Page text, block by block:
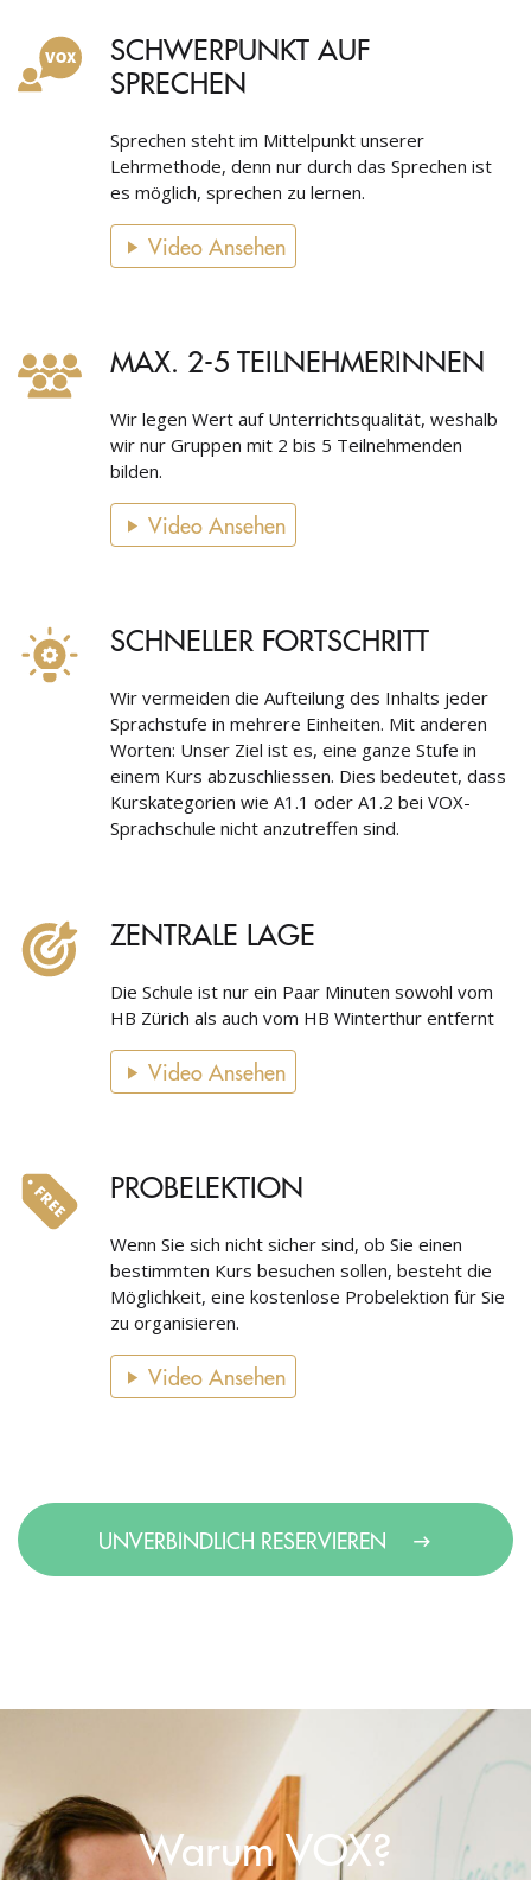
SCHWERPUNKT AUF
SPRECHEN
Sprechen steht im Mittelpunkt unserer
Lehrmethode, denn nur durch das Sprechen ist
es möglich, sprechen zu lernen.
Video Ansehen
MAX. 2-5 TEILNEHMERINNEN
Wir legen Wert auf Unterrichtsqualität, weshalb
wir nur Gruppen mit 2 bis 5 Teilnehmenden
bilden.
Video Ansehen
SCHNELLER FORTSCHRITT
Wir vermeiden die Aufteilung des Inhalts jeder
Sprachstufe in mehrere Einheiten. Mit anderen
Worten: Unser Ziel ist es, eine ganze Stufe in
einem Kurs abzuschliessen. Dies bedeutet, dass
Kurskategorien wie A1.1 oder A1.2 bei VOX-
Sprachschule nicht anzutreffen sind.
ZENTRALE LAGE
Die Schule ist nur ein Paar Minuten sowohl vom
HB Zürich als auch vom HB Winterthur entfernt
Video Ansehen
PROBELEKTION
Wenn Sie sich nicht sicher sind, ob Sie einen
bestimmten Kurs besuchen sollen, besteht die
Möglichkeit, eine kostenlose Probelektion für Sie
zu organisieren.
Video Ansehen
UNVERBINDLICH RESERVIEREN
Warum VOX?